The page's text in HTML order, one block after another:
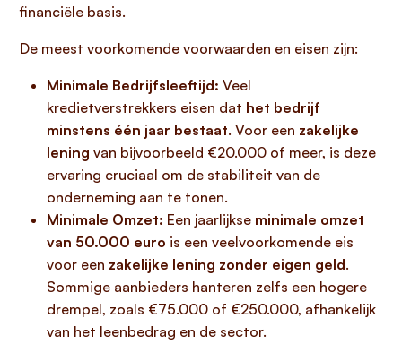
financiële basis.
De meest voorkomende voorwaarden en eisen zijn:
Minimale Bedrijfsleeftijd: Veel
kredietverstrekkers eisen dat het bedrijf
minstens één jaar bestaat. Voor een zakelijke
lening van bijvoorbeeld €20.000 of meer, is deze
ervaring cruciaal om de stabiliteit van de
onderneming aan te tonen.
Minimale Omzet: Een jaarlijkse minimale omzet
van 50.000 euro is een veelvoorkomende eis
voor een zakelijke lening zonder eigen geld.
Sommige aanbieders hanteren zelfs een hogere
drempel, zoals €75.000 of €250.000, afhankelijk
van het leenbedrag en de sector.